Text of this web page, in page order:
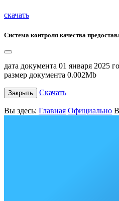
скачать
Система контроля качества
дата документа 01 января 2025
размер документа 0.002Mb
Закрыть Скачать
Вы здесь: Главная Официально